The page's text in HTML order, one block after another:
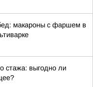
макароны с фаршем в
стажа: выгодно ли